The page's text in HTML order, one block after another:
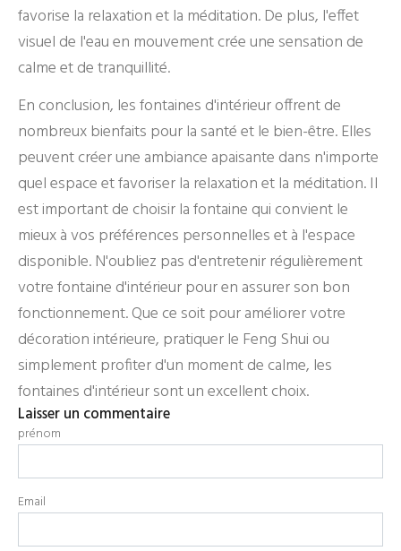
favorise la relaxation et la méditation. De plus, l'effet
visuel de l'eau en mouvement crée une sensation de
calme et de tranquillité.
En conclusion, les fontaines d'intérieur offrent de
nombreux bienfaits pour la santé et le bien-être. Elles
peuvent créer une ambiance apaisante dans n'importe
quel espace et favoriser la relaxation et la méditation. Il
est important de choisir la fontaine qui convient le
mieux à vos préférences personnelles et à l'espace
disponible. N'oubliez pas d'entretenir régulièrement
votre fontaine d'intérieur pour en assurer son bon
fonctionnement. Que ce soit pour améliorer votre
décoration intérieure, pratiquer le Feng Shui ou
simplement profiter d'un moment de calme, les
fontaines d'intérieur sont un excellent choix.
Laisser un commentaire
prénom
Email